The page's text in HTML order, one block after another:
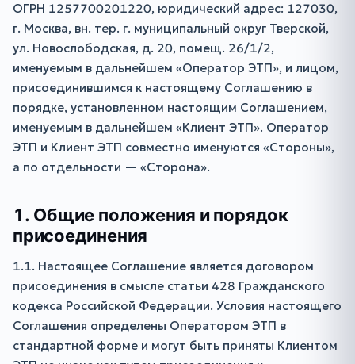
ОГРН 1257700201220, юридический адрес: 127030,
г. Москва, вн. тер. г. муниципальный округ Тверской,
ул. Новослободская, д. 20, помещ. 26/1/2,
именуемым в дальнейшем «Оператор ЭТП», и лицом,
присоединившимся к настоящему Соглашению в
порядке, установленном настоящим Соглашением,
именуемым в дальнейшем «Клиент ЭТП». Оператор
ЭТП и Клиент ЭТП совместно именуются «Стороны»,
а по отдельности — «Сторона».
1. Общие положения и порядок
присоединения
1.1. Настоящее Соглашение является договором
присоединения в смысле статьи 428 Гражданского
кодекса Российской Федерации. Условия настоящего
Соглашения определены Оператором ЭТП в
стандартной форме и могут быть приняты Клиентом